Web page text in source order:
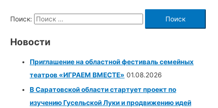
Поиск:
Новости
Приглашение на областной фестиваль семейных
театров «ИГРАЕМ ВМЕСТЕ» 01.08.2026
В Саратовской области стартует проект по
изучению Гусельской Луки и продвижению идей